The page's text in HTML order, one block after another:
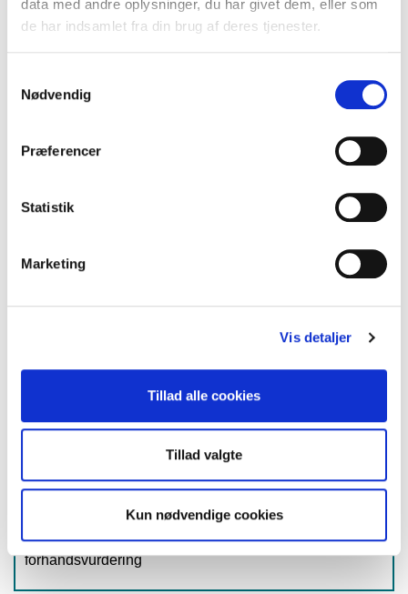
data med andre oplysninger, du har givet dem, eller som
de har indsamlet fra din brug af deres tjenester.
Nødvendig
Præferencer
Statistik
Marketing
Vis detaljer
Tillad alle cookies
Tillad valgte
Kun nødvendige cookies
dage i træk. Prisen afhænger om du vil være dækket i
Europa (inkl. Tyrkiet) eller hele verden.
Her finder du de nyeste vilkår for forsikringen. Alle
På policen
finder du dit vilkårsnummer. Du finder hurtigt din police
Vilkår for Årsrejse
Faktaark Årsrejse
Syg eller skadet før en rejse?
til skade? Så er det en god idé at teste, om
Årsrejseforsikringen dækker – og eventuelt bestille en
medicinsk forhåndsvurdering.
Se her, om du skal have en medicinsk
forhåndsvurdering